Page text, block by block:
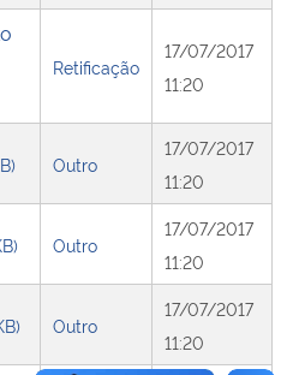
Direitos Humanos
Retificação
17/07/2017
11:20
Outro
17/07/2017
11:20
Outro
17/07/2017
11:20
Outro
17/07/2017
11:20